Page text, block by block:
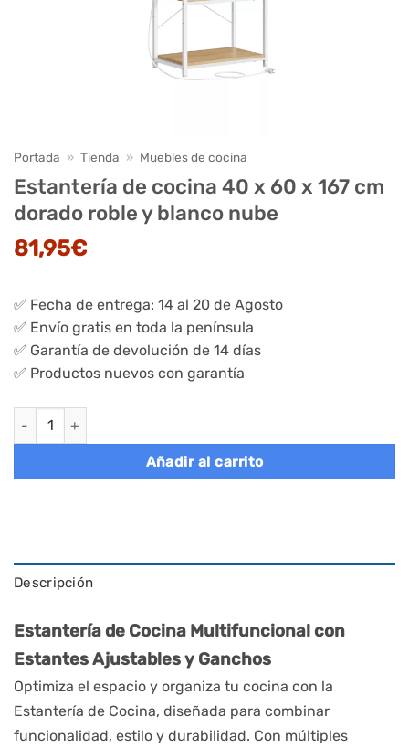
Portada » Tienda » Muebles de cocina
Estantería de cocina 40 x 60 x 167 cm
dorado roble y blanco nube
81,95€
✅ Fecha de entrega: 14 al 20 de Agosto
✅ Envío gratis en toda la península
✅ Garantía de devolución de 14 días
✅ Productos nuevos con garantía
Estantería de cocina 40 x 60 x 167 cm dorado roble y blanco
Añadir al carrito
Descripción
Estantería de Cocina Multifuncional con
Estantes Ajustables y Ganchos
Optimiza el espacio y organiza tu cocina con la
Estantería de Cocina, diseñada para combinar
funcionalidad, estilo y durabilidad. Con múltiples